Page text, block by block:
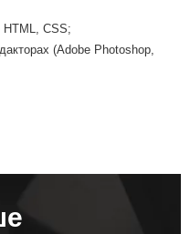
HTML, CSS;
(Adobe Photoshop,